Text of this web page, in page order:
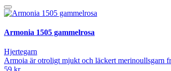
Armonia 1505 gammelrosa
Hjertegarn
Armoia är otroligt mjukt och läckert merinoullsgarn